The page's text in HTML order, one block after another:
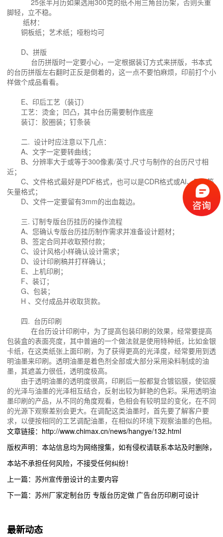
25张半月历如果选用300克的纸不用三角台历架，否则头重
脚轻，立不稳。
纸材：
铜板纸；艺术纸；哑粉均可
D、拼版
台历拼版时一定要小心，一定根据装订方式来拼版，书本式
的台历拼版左右翻时正反是倒着的，这一点不要怕麻烦，印前打个小
样做个成品看看。
E、印后工艺（装订）
工艺：烫金；凹凸，其中台历需要制作底座
装订：胶圈装；钉条装
二. 设计时应注意以下几点：
A、文字一定要转曲线；
B、分辨率大于或等于300像素/英寸,尺寸与制作的台历尺寸相
近；
C、文件格式最好是PDF格式，也可以是CDR格式或AI、EPS等
矢量格式；
D、文件一定要留有3mm的出血裁边。
三. 订制专版台历挂历的操作流程
A、您确认专版台历挂历制作需求并准备设计题材；
B、签定合同并收取预付款；
C、设计风格小样确认设计需求；
D、设计印刷稿并打样确认；
E、上机印刷；
F、装订；
G、包装；
H 、交付成品并收取货款。
四. 台历印刷
在台历设计印刷中，为了提高包装印刷的效果，经常要提高
包装盒的表面亮度，其中普遍的一个做法就是使用特种纸，比如金银
卡纸，在这类纸张上面印刷，为了获得更高的光泽度，经常要用到透
明油墨来印刷。透明油墨是着色剂全部或大部分采用染料制成的油
墨，其遮盖力很低，透明度极高。
由于透明油墨的透明度很高，印刷后一般都复合镀铝膜，使铝膜
的光泽与油墨的光泽相互结合，反射出较为鲜艳的色彩。采用透明油
墨印刷的产品，从不同的角度观看，色相会有较明显的变化，在不同
的光源下观察差别会更大。在调配这类油墨时，首先要了解客户要
求，以便按相同的工艺调配油墨，在相似的环境下观察油墨的色相。
文章链接：http://www.chimax.cn/news/hangye/132.html
版权声明：本站信息均为网络搜集，如有侵权请联系本站及时删除，
本站不承担任何风险，不接受任何纠纷！
上一篇：苏州宣传册设计的主要内容
下一篇：苏州厂家定制台历 专版台历定做 广告台历印刷可设计
最新动态